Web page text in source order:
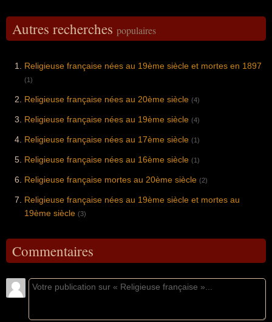
Autres recherches populaires
Religieuse française nées au 19ème siècle et mortes en 1897
(1)
Religieuse française nées au 20ème siècle (4)
Religieuse française nées au 19ème siècle (4)
Religieuse française nées au 17ème siècle (1)
Religieuse française nées au 16ème siècle (1)
Religieuse française mortes au 20ème siècle (2)
Religieuse française nées au 19ème siècle et mortes au
19ème siècle (3)
Commentaires